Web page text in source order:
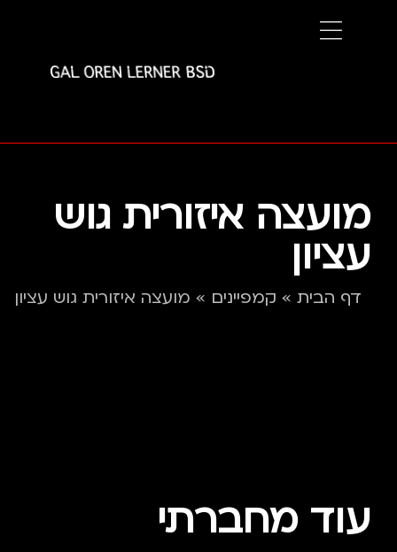
מועצה איזורית גוש
עציון
דף הבית » קמפיינים » מועצה איזורית גוש עציון
עוד מחברתי